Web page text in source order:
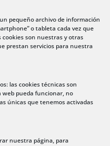
pequeño archivo de información
o tableta cada vez que
son nuestras y otras
prestan servicios para nuestra
las cookies técnicas son
web pueda funcionar, no
únicas que tenemos activadas
nuestra página, para